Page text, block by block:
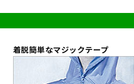
着脱簡単なマジックテープ